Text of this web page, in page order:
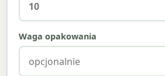
Waga opakowania